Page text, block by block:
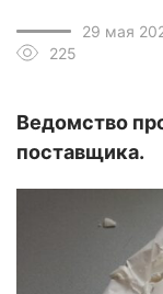
29 мая
225
Ведомство
поставщика.